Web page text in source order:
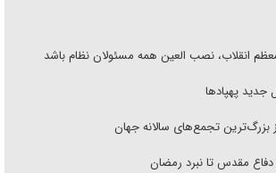
انقلاب، نصب العین همه مسئولان نظام باشد
جدید پهپاد‌ها
بزرگ‌ترین تجمع‌های سالانه جهان
دفاع مقدس تا نبرد رمضان